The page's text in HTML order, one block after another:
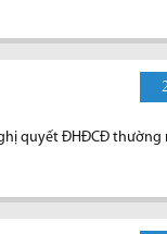
quyết ĐHĐCĐ thường